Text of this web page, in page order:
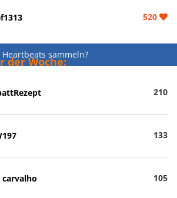
520
Heartbeats sammeln?
der Woche:
210
133
carvalho 105